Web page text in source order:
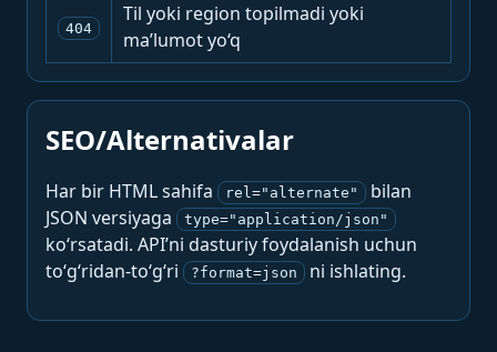
404
Til yoki region topilmadi yoki
ma’lumot yo‘q
SEO/Alternativalar
Har bir HTML sahifa rel="alternate"
bilan
JSON versiyaga
type="application/json"
ko‘rsatadi. API’ni dasturiy foydalanish uchun
to‘g‘ridan-to‘g‘ri
?format=json ni ishlating.